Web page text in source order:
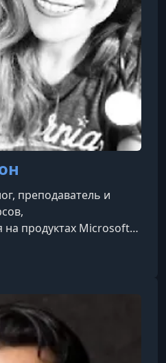
преподаватель и
продуктах Microsoft
и Outlook. Она
на платформе LinkedIn
контента,
офисных приложений
и социальных